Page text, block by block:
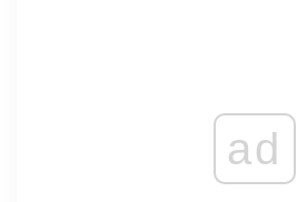
ad